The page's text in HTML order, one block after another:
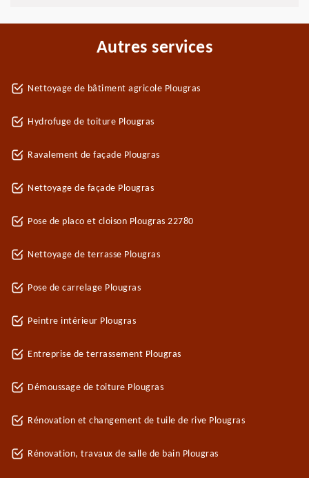
Autres services
Nettoyage de bâtiment agricole Plougras
Hydrofuge de toiture Plougras
Ravalement de façade Plougras
Nettoyage de façade Plougras
Pose de placo et cloison Plougras 22780
Nettoyage de terrasse Plougras
Pose de carrelage Plougras
Peintre intérieur Plougras
Entreprise de terrassement Plougras
Démoussage de toiture Plougras
Rénovation et changement de tuile de rive Plougras
Rénovation, travaux de salle de bain Plougras